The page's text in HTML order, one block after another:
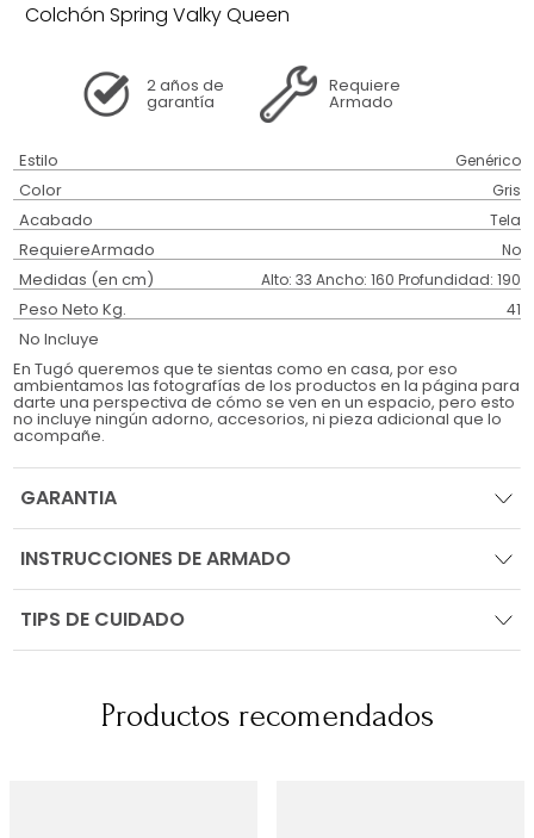
Colchón Spring Valky Queen
2 años de
garantía
Requiere
Armado
Estilo Genérico
Color Gris
Acabado Tela
RequiereArmado No
Medidas (en cm) Alto: 33 Ancho: 160 Profundidad: 190
Peso Neto Kg. 41
No Incluye
En Tugó queremos que te sientas como en casa, por eso
ambientamos las fotografías de los productos en la página para
darte una perspectiva de cómo se ven en un espacio, pero esto
no incluye ningún adorno, accesorios, ni pieza adicional que lo
acompañe.
GARANTIA
INSTRUCCIONES DE ARMADO
TIPS DE CUIDADO
Productos recomendados